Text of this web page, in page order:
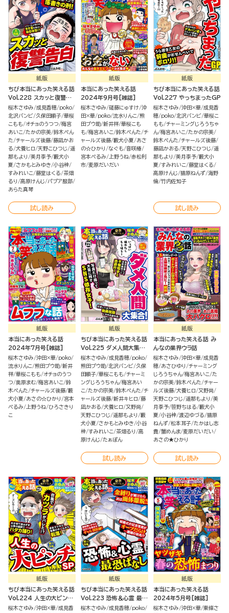
紙版
ちび本当にあった笑える話
Vol.228 スカッと復讐告
白
桜木さゆみ 成見香穂 poko
北沢バンビ 久保田順子 華桜
こもも オチョのうつつ 梅宮
あいこ たかの宗美 鈴木ぺん
た チャールズ後藤 藤凪かお
る 犬養ヒロ 天野こひつじ 遥
那もより
美月李予 藪犬小
夏 さかもとみゆき 小谷梓
すみれいこ 藤堂はくる 茶畑
るり
高原けんじ
パプア服部
あらた真琴
試し読み
紙版
本当にあった笑える話
2024年9月号[雑誌]
桜木さゆみ 磋藤にゅすけ 沖
田×華 poko 流水りんこ 熊
田プウ助 新井祥 華桜こも
も 梅宮あいこ 鈴木ぺんた チ
ャールズ後藤 藪犬小夏
あさ
の☆ひかり
なぐも 音咲椿
宮本ぺるみ
上野うね 赤松利
市 麦原だいだい
紙版
ちび本当にあった笑える話
Vol.227 やっちまったGP
桜木さゆみ 沖田×華 成見香
穂 poko 北沢バンビ 華桜こ
もも チャーミングじろうちゃ
ん 梅宮あいこ たかの宗美
鈴木ぺんた チャールズ後藤
藤凪かおる 天野こひつじ 遥
那もより
美月李予 藪犬小
夏 すみれいこ 藤堂はくる
高原けんじ 猫原ねんず 海野
倫 竹内佐知子
試し読み
紙版
本当にあった笑える話
2024年7月号[雑誌]
桜木さゆみ 沖田×華 poko
流水りんこ 熊田プウ助 新井
祥 華桜こもも オチョのうつ
つ 奥原まむ 梅宮あいこ 鈴
木ぺんた チャールズ後藤 藪
犬小夏
あさの☆ひかり
宮本
ぺるみ
上野うね ひろさきり
こ
紙版
ちび本当にあった笑える話
Vol.225 ダメ人間大集
合！
桜木さゆみ 成見香穂 poko
熊田プウ助 北沢バンビ 久保
田順子 華桜こもも チャーミ
ングじろうちゃん 梅宮あい
こ たかの宗美 鈴木ぺんた チ
ャールズ後藤 新井キヒロ 藤
凪かおる 犬養ヒロ 又野尚
天野こひつじ 遥那もより
藪
犬小夏 さかもとみゆき 小谷
梓 すみれいこ 茶畑るり
高
原けんじ たぁぽん
試し読み
紙版
本当にあった笑える話 み
んなの業界ウラ話
桜木さゆみ 沖田×華 成見香
穂 あさひゆり
チャーミング
じろうちゃん 梅宮あいこ た
かの宗美 鈴木ぺんた チャー
ルズ後藤 犬養ヒロ 又野尚
天野こひつじ 遥那もより
美
月李予 笹野ちはる 藪犬小
夏 小谷梓 渡辺ゆづる 猫原
ねんず 松本耳子 たかはし志
貴 蟹めんま 麦原だいだい
あさの★ひかり
試し読み
紙版
ちび本当にあった笑える話
Vol.224 人生の大ピンチ
SP
桜木さゆみ 沖田×華 成見香
紙版
ちび本当にあった笑える話
Vol.223 恐怖＆心霊 最恐
ばなし
桜木さゆみ 成見香穂 poko
紙版
本当にあった笑える話
2024年5月号[雑誌]
桜木さゆみ 沖田×華 東條さ